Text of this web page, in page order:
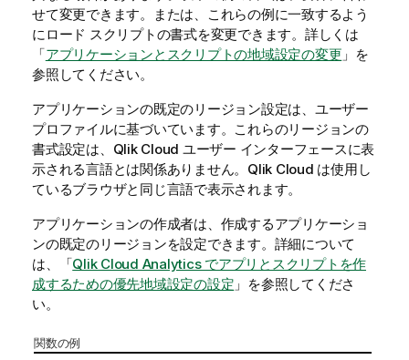
せて変更できます。または、これらの例に一致するよう
にロード スクリプトの書式を変更できます。 詳しくは
「アプリケーションとスクリプトの地域設定の変更 」を
参照してください。
アプリケーションの既定のリージョン設定は、ユーザー
プロファイルに基づいています。これらのリージョンの
書式設定は、 Qlik Cloud ユーザー インターフェースに表
示される言語とは関係ありません。 Qlik Cloud は使用し
ているブラウザと同じ言語で表示されます。
アプリケーションの作成者は、作成するアプリケーショ
ンの既定のリージョンを設定できます。詳細について
は、「Qlik Cloud Analytics でアプリとスクリプトを作
成するための優先地域設定の設定 」を参照してくださ
い。
関数の例